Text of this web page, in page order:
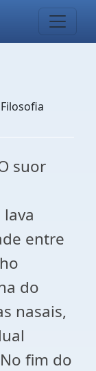
suor
entre
do
nasais,
fim do